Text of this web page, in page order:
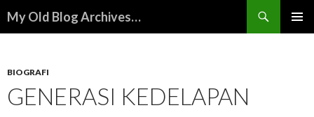
My Old Blog Archives…
BIOGRAFI
GENERASI KEDELAPAN